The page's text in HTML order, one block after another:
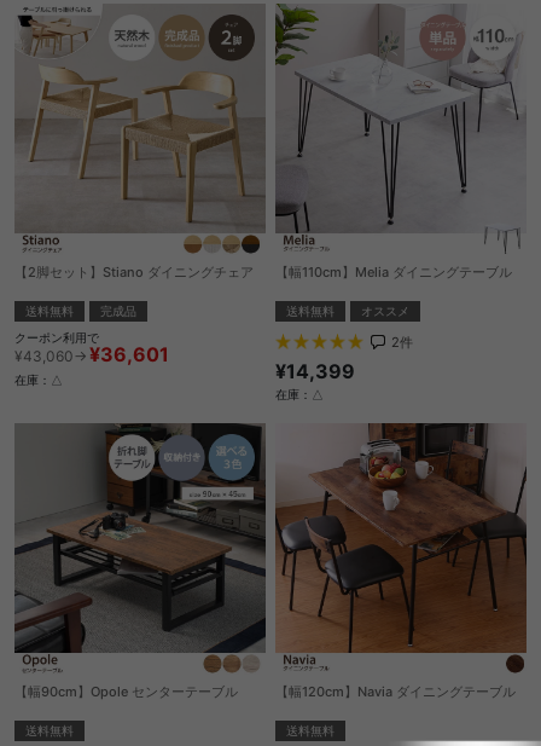
【2脚セット】Stiano ダイニングチェア
送料無料
完成品
クーポン利用で
¥43,060→ ¥36,601
在庫：△
【幅110cm】Melia ダイニングテーブル
送料無料 オススメ
2件
¥14,399
在庫：△
【幅90cm】Opole センターテーブル
送料無料
【幅120cm】Navia ダイニングテーブル
送料無料